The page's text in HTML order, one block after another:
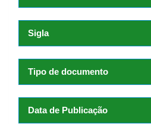
Sigla
Tipo de documento
Data de Publicação